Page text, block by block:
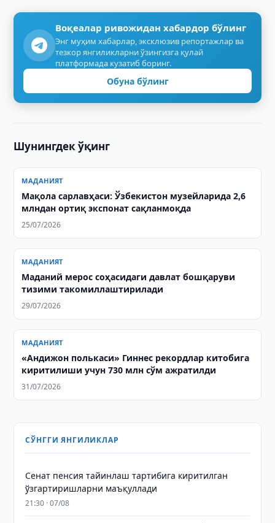
Воқеалар ривожидан хабардор бўлинг
Энг муҳим хабарлар, эксклюзив репортажлар ва
тезкор янгиликларни ўзингизга қулай
платформада кузатиб боринг.
Обуна бўлинг
Шунингдек ўқинг
МАДАНИЯТ
Мақола сарлавҳаси: Ўзбекистон музейларида 2,6
млндан ортиқ экспонат сақланмоқда
25/07/2026
МАДАНИЯТ
Маданий мерос соҳасидаги давлат бошқаруви
тизими такомиллаштирилади
29/07/2026
МАДАНИЯТ
«Андижон полькаси» Гиннес рекордлар китобига
киритилиши учун 730 млн сўм ажратилди
31/07/2026
СЎНГГИ ЯНГИЛИКЛАР
Сенат пенсия тайинлаш тартибига киритилган
ўзгартиришларни маъқуллади
21:30 · 07/08